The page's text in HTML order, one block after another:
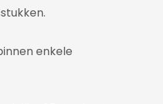
enkele